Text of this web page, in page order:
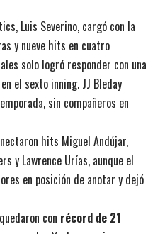
Luis Severino, cargó con la
y nueve hits en cuatro
solo logró responder con una
el sexto inning. JJ Bleday
sin compañeros en
hits Miguel Andújar,
y Lawrence Urías, aunque el
en posición de anotar y dejó
con récord de 21